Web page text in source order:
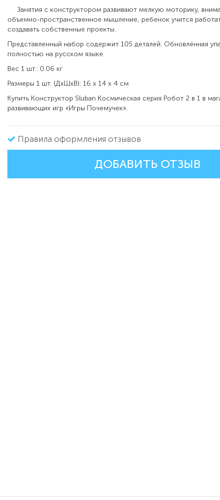
Занятия с конструктором развивают мелкую моторику,
объемно-пространственное мышление, ребенок учится
создавать собственные проекты.
Представленный набор содержит 105 деталей. Обновлённая
полностью на русском языке.
Вес 1 шт.: 0.06 кг
Размеры 1 шт. (ДxШxВ): 16 x 14 x 4 см
Купить Конструктор Sluban Космическая серия Робот 2 в 1 в
развивающих игр «Игры Почемучек».
Правила оформления отзывов
ДОБАВИТЬ ОТЗЫВ